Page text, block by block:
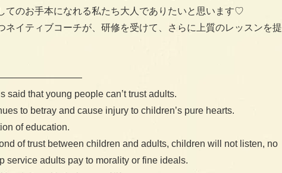
てのお手本になれる私たち大人でありたいと思います♡
ネイティブコーチが、研修を受けて、さらに上質のレッスンを提
said that young people can’t trust adults.
to betray and cause injury to children’s pure hearts.
of education.
of trust between children and adults, children will not listen, no
service adults pay to morality or fine ideals.